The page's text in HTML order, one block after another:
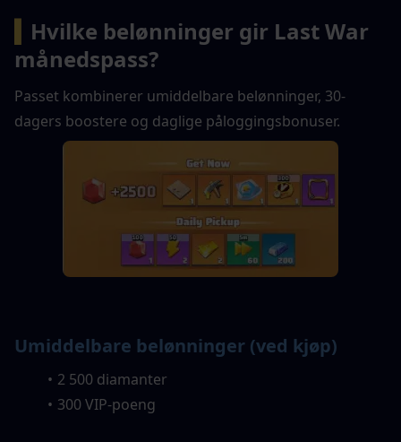
Hvilke belønninger gir Last War
månedspass?
Passet kombinerer umiddelbare belønninger, 30-
dagers boostere og daglige påloggingsbonuser.
Umiddelbare belønninger (ved kjøp)
2 500 diamanter
300 VIP-poeng